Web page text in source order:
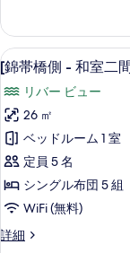
る
す
べ
て
の
写
真
を
表
示
す
可
の
詳
細
べ
て
の
写
真
を
表
示
す
-
和
室]
20
畳
の
詳
細
[錦
帯
橋
側
-
和
室
二
間]
7
[錦帯橋側 - 和室二
リバー ビュー
26 ㎡
ベッドルーム 1 室
定員 5 名
シングル布団 5 組
WiFi (無料)
詳細
[錦